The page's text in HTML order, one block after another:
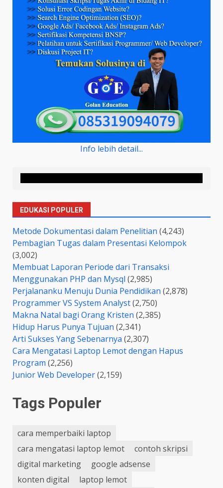
Info lebih detail...
EDUKASI POPULER
Metode Dokumentasi dalam Penelitian (4,243)
Pembagian Tugas dalam Presentasi Kelompok
(3,002)
Membuat Laporan Periode dari Transaksi
Menggunakan PHP dan Mysql (2,985)
Perjalananku Menuju Dunia Pendidikan (2,878)
Programmer VS System Analyst(2,750)
Makna Natal bagi Orang Kristen (2,385)
Hidup Harus Punya Tujuan (2,341)
Arti Sukses Yang Sebenarnya (2,307)
Cara Mengatasi Laptop Lemot dengan Hapus
Program (2,256)
Junior Web Developer(2,159)
Tags Populer
cara memperbaiki laptop
cara mengatasi laptop lemot
contoh skripsi
digital marketing
google adsense
konten digital
laptop lemot